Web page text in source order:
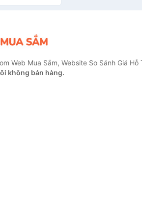
Web Mua Sắm, Website So Sánh Giá Hỗ
không bán hàng.